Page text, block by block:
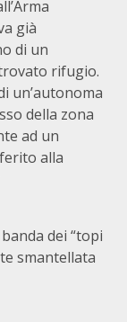
già
di un
rifugio.
un’autonoma
della zona
ad un
alla
dei “topi
smantellata